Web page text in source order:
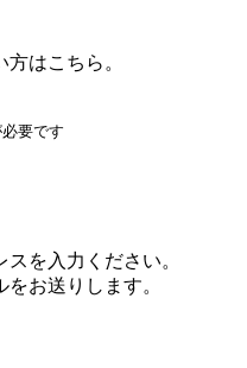
はこちら。
要です
を入力ください。
お送りします。